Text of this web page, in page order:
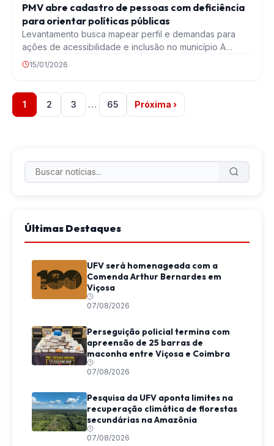
PMV abre cadastro de pessoas com deficiência
para orientar políticas públicas
Levantamento busca mapear perfil e demandas para
ações de acessibilidade e inclusão no município A
Prefeitura…
15/01/2026
1 2 3 … 65 Próxima ›
Últimas Destaques
UFV será homenageada com a
Comenda Arthur Bernardes em
Viçosa
07/08/2026
Perseguição policial termina com
apreensão de 25 barras de
maconha entre Viçosa e Coimbra
07/08/2026
Pesquisa da UFV aponta limites na
recuperação climática de florestas
secundárias na Amazônia
07/08/2026